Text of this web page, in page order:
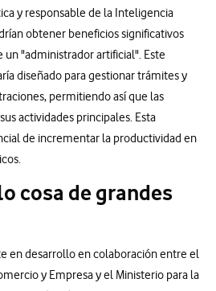
y responsable de la Inteligencia
obtener beneficios significativos
un "administrador artificial". Este
diseñado para gestionar trámites y
permitiendo así que las
actividades principales. Esta
de incrementar la productividad en
cosa de grandes
en desarrollo en colaboración entre el
y Empresa y el Ministerio para la